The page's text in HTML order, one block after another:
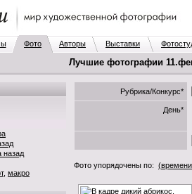
Фото Авторы Выставки
Лучшие фотографии
назад
, макро
Рубрика/Конкурс*
День*
Фото упорядочены по: (времени